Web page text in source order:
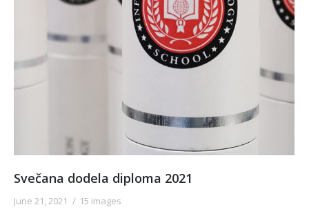
Svečana dodela diploma 2021
June 21, 2021 15 images